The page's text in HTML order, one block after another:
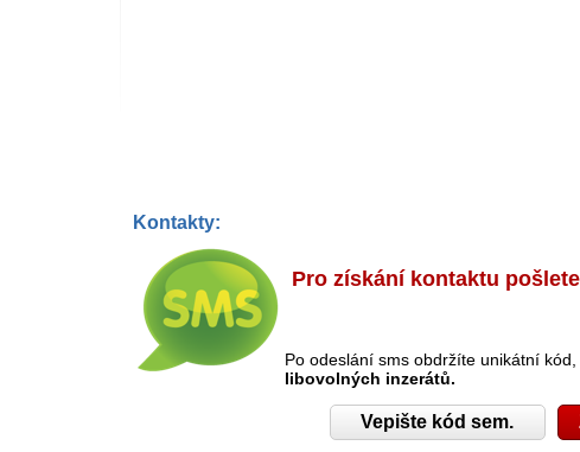
Kontakty:
Pro získání kontaktu
Po odeslání sms obdržíte unikátní
libovolných inzerátů.